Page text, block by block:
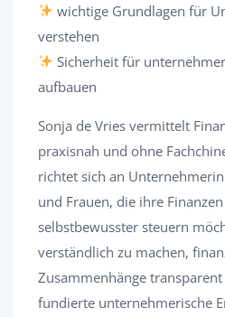
wichtige Grundlagen für
verstehen
Sicherheit für
aufbauen
Sonja de Vries vermittelt
praxisnah und ohne
richtet sich an
und Frauen, die ihre
selbstbewusster steuern
verständlich zu machen,
Zusammenhänge
fundierte unternehmerische